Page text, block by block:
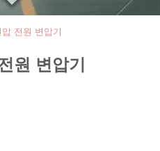
전원 변압기
원 변압기